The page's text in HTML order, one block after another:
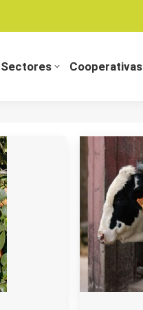
Sectores Cooperativas